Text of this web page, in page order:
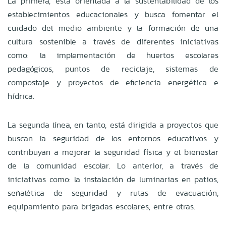
establecimientos educacionales y busca fomentar el
cuidado del medio ambiente y la formación de una
cultura sostenible a través de diferentes iniciativas
como: la implementación de huertos escolares
pedagógicos, puntos de reciclaje, sistemas de
compostaje y proyectos de eficiencia energética e
hídrica.
La segunda línea, en tanto, está dirigida a proyectos que
buscan la seguridad de los entornos educativos y
contribuyan a mejorar la seguridad física y el bienestar
de la comunidad escolar. Lo anterior, a través de
iniciativas como: la instalación de luminarias en patios,
señalética de seguridad y rutas de evacuación,
equipamiento para brigadas escolares, entre otras.